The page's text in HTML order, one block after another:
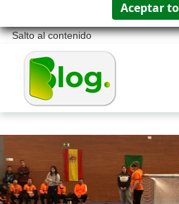
Salto al contenido
Blog